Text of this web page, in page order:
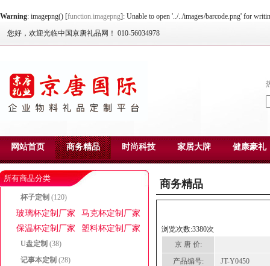
Warning: imagepng() [function.imagepng]: Unable to open '../../images/barcode.png' for
您好，欢迎光临中国京唐礼品网！ 010-56034978
网站首页 商务精品 时尚科技 家居大牌 健康豪礼
所有商品分类
杯子定制 (120)
玻璃杯定制厂家
马克杯定制厂家
保温杯定制厂家
塑料杯定制厂家
U盘定制 (38)
记事本定制 (28)
商务精品
浏览次数:3380次
京 唐 价:
产品编号:
JT-Y0450